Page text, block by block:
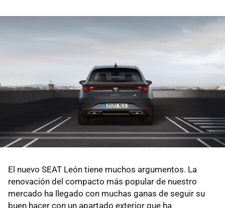
El nuevo SEAT León tiene muchos argumentos. La
renovación del compacto más popular de nuestro
mercado ha llegado con muchas ganas de seguir su
buen hacer con un apartado exterior que ha